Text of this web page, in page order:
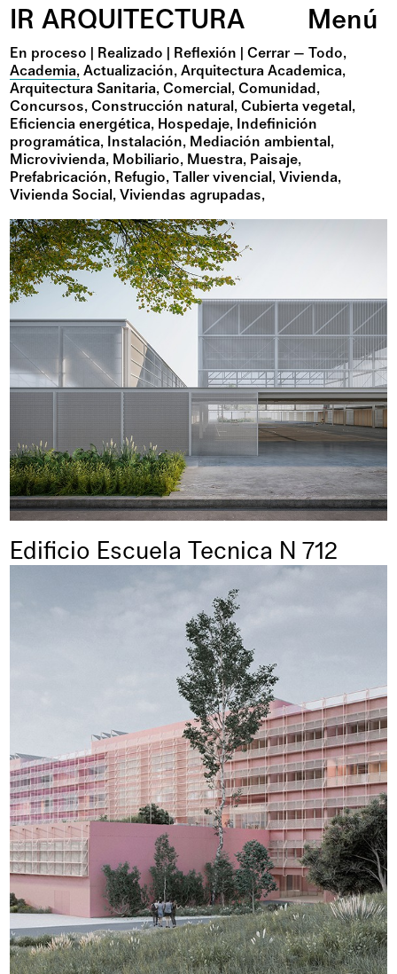
IR ARQUITECTURA Menú
En proceso | Realizado | Reflexión |
Todo
Academia Actualización Arquitectura Academica
Arquitectura Sanitaria Comercial Comunidad
Concursos Construcción natural Cubierta vegetal
Eficiencia energética Hospedaje Indefinición
programática Instalación Mediación ambiental
Microvivienda Mobiliario Muestra Paisaje
Prefabricación Refugio Taller vivencial Vivienda
Vivienda Social Viviendas agrupadas
Edificio Escuela Tecnica N 712